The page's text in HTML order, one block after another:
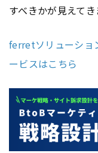
すべきかが見えてき
ferretソリューショ
ービスはこちら